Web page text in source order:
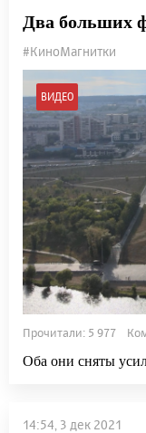
Два больших
#КиноМагнитки
ВИДЕО
Прочитали: 5 977
Оба они сняты
14:54, 3 дек 2021